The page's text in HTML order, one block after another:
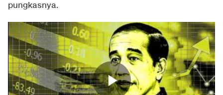
pungkasnya.